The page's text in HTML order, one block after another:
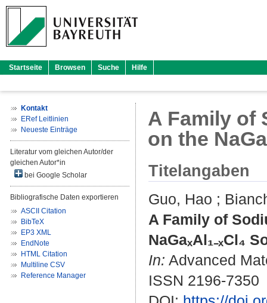
Startseite Browsen Suche Hilfe
Kontakt
ERef Leitlinien
Neueste Einträge
Literatur vom gleichen Autor/der
gleichen Autor*in
bei Google Scholar
Bibliografische Daten exportieren
ASCII Citation
BibTeX
EP3 XML
EndNote
HTML Citation
Multiline CSV
Reference Manager
A Family of
on the
Titelangaben
Guo, Hao ;
A Family of
NaGaₓAl₁₋ₓCl₄
In: Advanced
ISSN 2196-7350